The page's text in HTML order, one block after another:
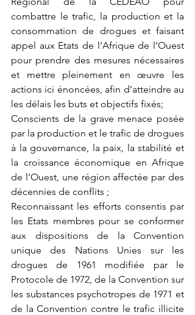
combattre le trafic, la production et la
consommation de drogues et faisant
appel aux Etats de l’Afrique de l’Ouest
pour prendre des mesures nécessaires
et mettre pleinement en œuvre les
actions ici énoncées, afin d’atteindre au
les délais les buts et objectifs fixés;
Conscients de la grave menace posée
par la production et le trafic de drogues
à la gouvernance, la paix, la stabilité et
la croissance économique en Afrique
de l’Ouest, une région affectée par des
décennies de conflits ;
Reconnaissant les efforts consentis par
les Etats membres pour se conformer
aux dispositions de la Convention
unique des Nations Unies sur les
drogues de 1961 modifiée par le
Protocole de 1972, de la Convention sur
les substances psychotropes de 1971 et
de la Convention contre le trafic illicite